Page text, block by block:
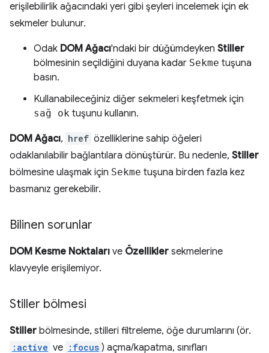
erişilebilirlik ağacındaki yeri gibi şeyleri incelemek için ek
sekmeler bulunur.
Odak DOM Ağacı'ndaki bir düğümdeyken Stiller
bölmesinin seçildiğini duyana kadar Sekme tuşuna
basın.
Kullanabileceğiniz diğer sekmeleri keşfetmek için
sağ ok tuşunu kullanın.
DOM Ağacı, href özelliklerine sahip öğeleri
odaklanılabilir bağlantılara dönüştürür. Bu nedenle, Stiller
bölmesine ulaşmak için Sekme tuşuna birden fazla kez
basmanız gerekebilir.
Bilinen sorunlar
DOM Kesme Noktaları ve Özellikler sekmelerine
klavyeyle erişilemiyor.
Stiller bölmesi
Stiller bölmesinde, stilleri filtreleme, öğe durumlarını (ör.
:active ve :focus ) açma/kapatma, sınıfları